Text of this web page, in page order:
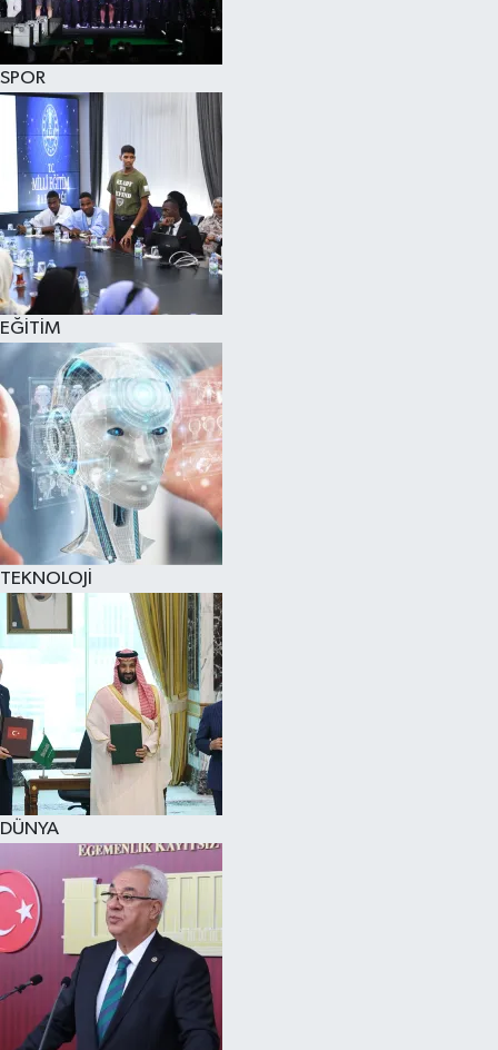
SPOR
EĞİTİM
TEKNOLOJİ
DÜNYA